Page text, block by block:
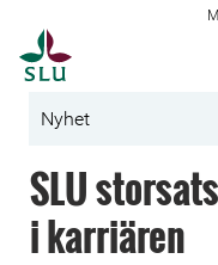
Nyhet
SLU
i karriären